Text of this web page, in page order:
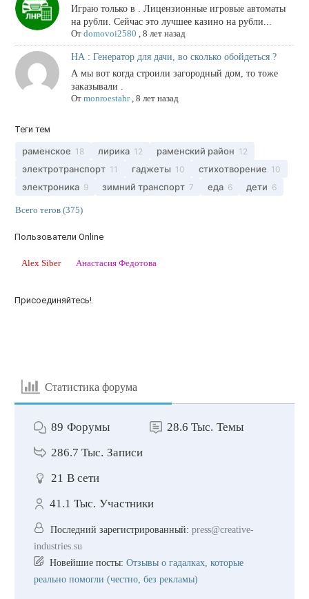
Играю только в . Лицензионные игровые автоматы
на рубли. Сейчас это лучшее казино на рубли...
От domovoi2580 , 8 лет назад
НА : Генератор для дачи, во сколько обойдеться ?
А мы вот когда строили загородный дом, то тоже
заказывали .
От monroestahr, 8 лет назад
Теги тем
раменское 18 лирика 12 раменский район 12
электротранспорт 11 гаджеты 10 стихотворение 10
электроника 9 зимний транспорт 7 еда 6 дети 6
Всего тегов (375)
Пользователи Online
Alex Siber Анастасия Федотова
Присоединяйтесь!
Статистика форума
89 Форумы 28.6 Тыс. Темы
286.7 Тыс. Записи
21 В сети
41.1 Тыс. Участники
Последний зарегистрированный: press@creative-
industries.su
Новейшие посты: Отзывы о гадалках, которые
реально помогли (честно, без рекламы)